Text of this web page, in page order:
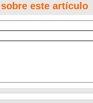
este artículo